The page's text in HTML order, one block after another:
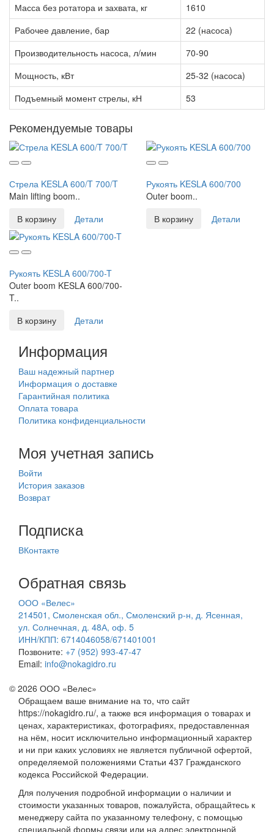
Масса без ротатора и захвата, кг
1610
Рабочее давление, бар
22 (насоса)
Производительность насоса, л/мин
70-90
Мощность, кВт
25-32 (насоса)
Подъемный момент стрелы, кН
53
Рекомендуемые товары
Стрела KESLA 600/T 700/T
Main lifting boom..
В корзину
Детали
Рукоять KESLA 600/700
Outer boom..
В корзину
Детали
Рукоять KESLA 600/700-T
Outer boom KESLA 600/700-
T..
В корзину
Детали
Информация
Ваш надежный партнер
Информация о доставке
Гарантийная политика
Оплата товара
Политика конфиденциальности
Моя учетная запись
Войти
История заказов
Возврат
Подписка
ВКонтакте
Обратная связь
ООО «Велес»
214501, Смоленская обл., Смоленский р-н, д. Ясенная,
ул. Солнечная, д. 48А, оф. 5
ИНН/КПП: 6714046058/671401001
Позвоните: +7 (952) 993-47-47
Email: info@nokagidro.ru
© 2026 ООО «Велес»
Обращаем ваше внимание на то, что сайт
https://nokagidro.ru/, а также вся информация о товарах и
ценах, характеристиках, фотографиях, предоставленная
на нём, носит исключительно информационный характер
и ни при каких условиях не является публичной офертой,
определяемой положениями Статьи 437 Гражданского
кодекса Российской Федерации.
Для получения подробной информации о наличии и
стоимости указанных товаров, пожалуйста, обращайтесь к
менеджеру сайта по указанному телефону, с помощью
специальной формы связи или на адрес электронной